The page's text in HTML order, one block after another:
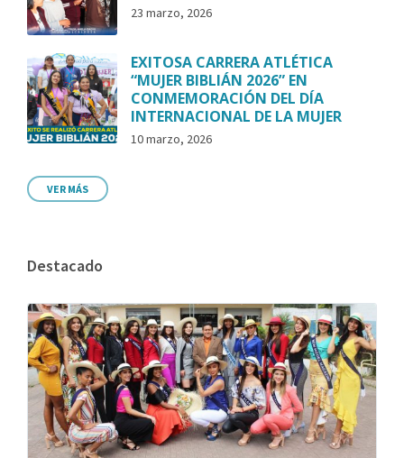
23 marzo, 2026
EXITOSA CARRERA ATLÉTICA
“MUJER BIBLIÁN 2026” EN
CONMEMORACIÓN DEL DÍA
INTERNACIONAL DE LA MUJER
10 marzo, 2026
VER MÁS
Destacado